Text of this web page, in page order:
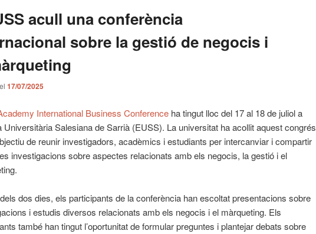
acull una conferència
sobre la gestió de negocis i
17/07/2025
International Business Conference ha tingut lloc del 17 al 18 de juliol a
Universitària Salesiana de Sarrià (EUSS). La universitat ha acollit aquest congrés
de reunir investigadors, acadèmics i estudiants per intercanviar i compartir
investigacions sobre aspectes relacionats amb els negocis, la gestió i el
dos dies, els participants de la conferència han escoltat presentacions sobre
i estudis diversos relacionats amb els negocis i el màrqueting. Els
també han tingut l’oportunitat de formular preguntes i plantejar debats sobre